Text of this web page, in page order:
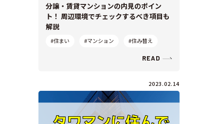
分譲・賃貸マンションの内見のポイン
ト！ 周辺環境でチェックするべき項目も
解説
#住まい #マンション #住み替え
READ
2023.02.14